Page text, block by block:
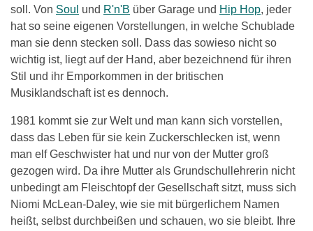
soll. Von Soul und R'n'B über Garage und Hip Hop, jeder
hat so seine eigenen Vorstellungen, in welche Schublade
man sie denn stecken soll. Dass das sowieso nicht so
wichtig ist, liegt auf der Hand, aber bezeichnend für ihren
Stil und ihr Emporkommen in der britischen
Musiklandschaft ist es dennoch.
1981 kommt sie zur Welt und man kann sich vorstellen,
dass das Leben für sie kein Zuckerschlecken ist, wenn
man elf Geschwister hat und nur von der Mutter groß
gezogen wird. Da ihre Mutter als Grundschullehrerin nicht
unbedingt am Fleischtopf der Gesellschaft sitzt, muss sich
Niomi McLean-Daley, wie sie mit bürgerlichem Namen
heißt, selbst durchbeißen und schauen, wo sie bleibt. Ihre